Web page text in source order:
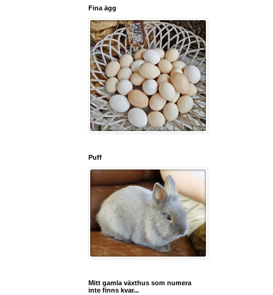
Fina ägg
Puff
Mitt gamla växthus som numera
inte finns kvar...